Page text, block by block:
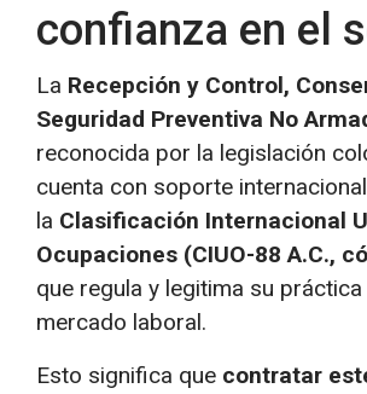
confianza en el
La Recepción y Control,
Seguridad Preventiva No
reconocida por la legislación
cuenta con soporte
la Clasificación Internacional
Ocupaciones (CIUO-88 A.C.,
que regula y legitima su práctica
mercado laboral.
Esto significa que contratar